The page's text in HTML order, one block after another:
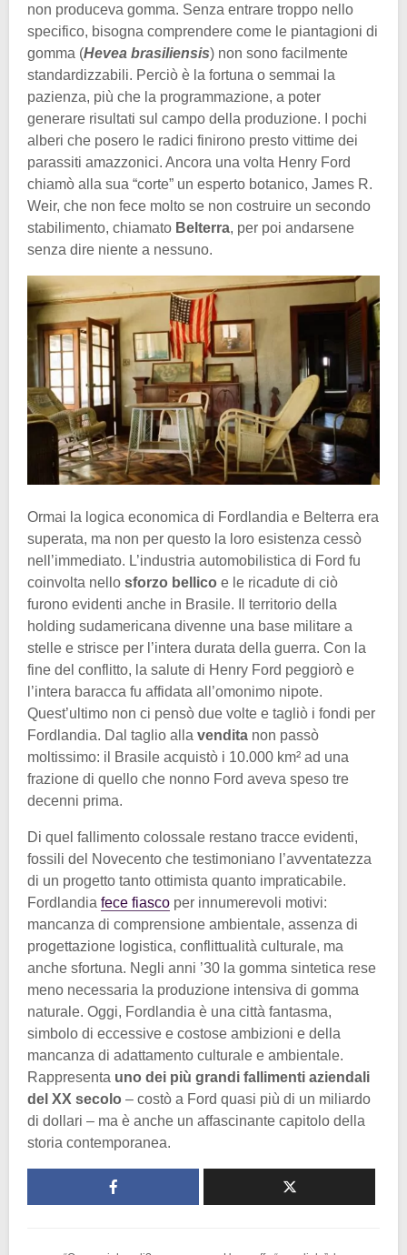
non produceva gomma. Senza entrare troppo nello
specifico, bisogna comprendere come le piantagioni di
gomma (Hevea brasiliensis) non sono facilmente
standardizzabili. Perciò è la fortuna o semmai la
pazienza, più che la programmazione, a poter
generare risultati sul campo della produzione. I pochi
alberi che posero le radici finirono presto vittime dei
parassiti amazzonici. Ancora una volta Henry Ford
chiamò alla sua “corte” un esperto botanico, James R.
Weir, che non fece molto se non costruire un secondo
stabilimento, chiamato Belterra, per poi andarsene
senza dire niente a nessuno.
Ormai la logica economica di Fordlandia e Belterra era
superata, ma non per questo la loro esistenza cessò
nell’immediato. L’industria automobilistica di Ford fu
coinvolta nello sforzo bellico e le ricadute di ciò
furono evidenti anche in Brasile. Il territorio della
holding sudamericana divenne una base militare a
stelle e strisce per l’intera durata della guerra. Con la
fine del conflitto, la salute di Henry Ford peggiorò e
l’intera baracca fu affidata all’omonimo nipote.
Quest’ultimo non ci pensò due volte e tagliò i fondi per
Fordlandia. Dal taglio alla vendita non passò
moltissimo: il Brasile acquistò i 10.000 km² ad una
frazione di quello che nonno Ford aveva speso tre
decenni prima.
Di quel fallimento colossale restano tracce evidenti,
fossili del Novecento che testimoniano l’avventatezza
di un progetto tanto ottimista quanto impraticabile.
Fordlandia fece fiasco per innumerevoli motivi:
mancanza di comprensione ambientale, assenza di
progettazione logistica, conflittualità culturale, ma
anche sfortuna. Negli anni ’30 la gomma sintetica rese
meno necessaria la produzione intensiva di gomma
naturale. Oggi, Fordlandia è una città fantasma,
simbolo di eccessive e costose ambizioni e della
mancanza di adattamento culturale e ambientale.
Rappresenta uno dei più grandi fallimenti aziendali
del XX secolo – costò a Ford quasi più di un miliardo
di dollari – ma è anche un affascinante capitolo della
storia contemporanea.